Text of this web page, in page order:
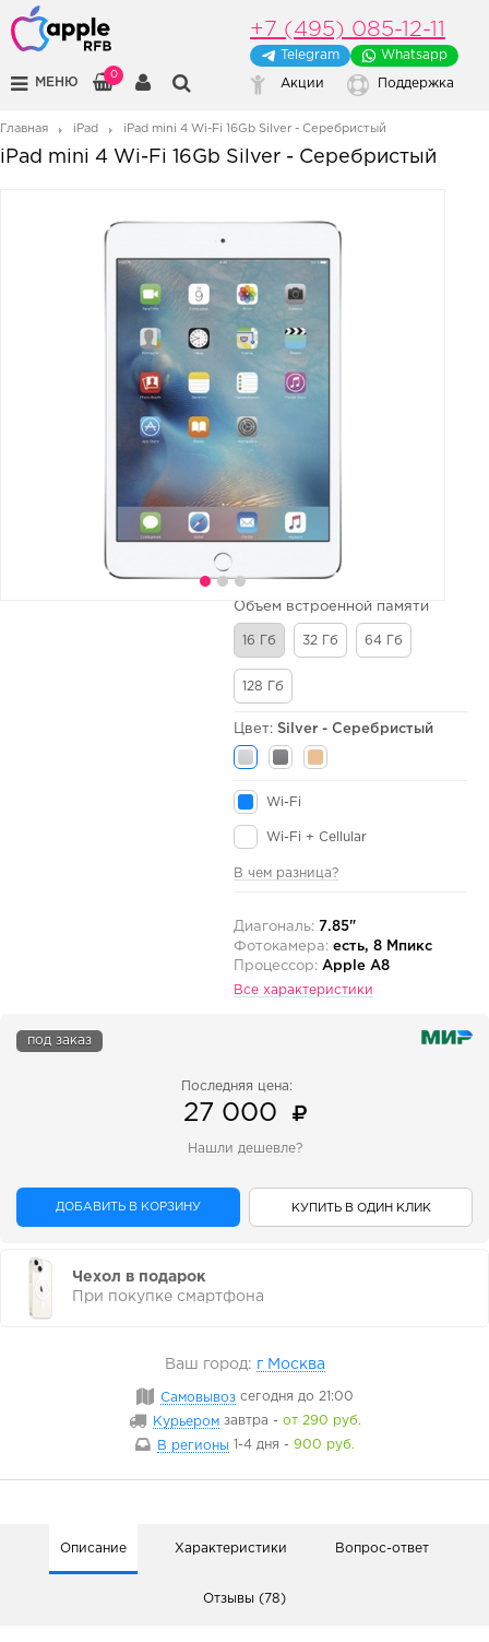
МЕНЮ
0
+7 (495) 085-12-11
Telegram Whatsapp
Акции Поддержка
Главная iPad iPad mini 4 Wi-Fi 16Gb Silver - Серебристый
iPad mini 4 Wi-Fi 16Gb Silver - Серебристый
Объем встроенной памяти
16 Гб 32 Гб 64 Гб
128 Гб
Цвет: Silver - Серебристый
Wi-Fi
Wi-Fi + Cellular
В чем разница?
Диагональ: 7.85"
Фотокамера: есть, 8 Мпикс
Процессор: Apple A8
Все характеристики
под заказ
Последняя цена:
27 000
Нашли дешевле?
ДОБАВИТЬ В КОРЗИНУ КУПИТЬ В ОДИН КЛИК
Чехол в подарок
При покупке смартфона
Ваш город: г Москва
Самовывоз сегодня до 21:00
Курьером завтра - от 290 руб.
В регионы
1-4 дня - 900 руб.
Описание Характеристики Вопрос-ответ
Отзывы (78)